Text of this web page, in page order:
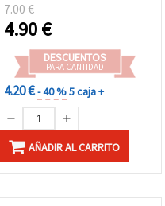
7.00 €
4.90€
DESCUENTOS
PARA CANTIDAD
4.20 €- 40 %5 caja +
AÑADIR AL CARRITO